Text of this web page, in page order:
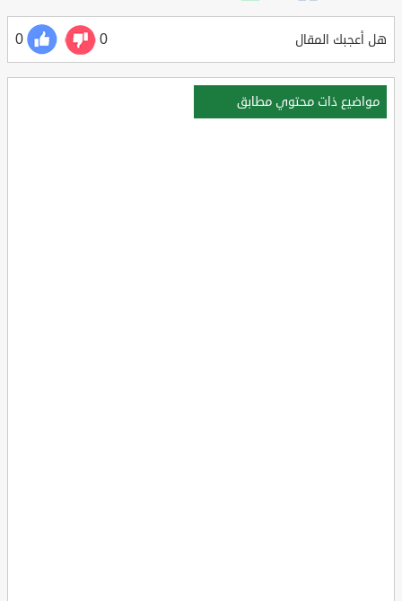
هل أعجبك المقال 0
0
مواضيع ذات محتوي مطابق